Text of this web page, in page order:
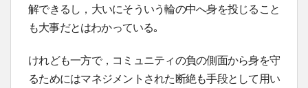
解できるし，大いにそういう輪の中へ身を投じること
も大事だとはわかっている｡
けれども一方で，コミュニティの負の側面から身を守
るためにはマネジメントされた断絶も手段として用い